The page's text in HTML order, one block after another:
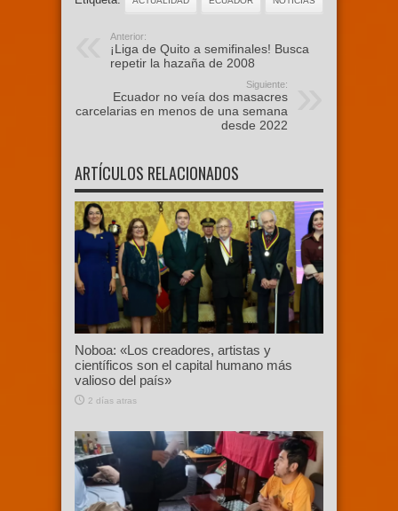
Anterior:
¡Liga de Quito a semifinales! Busca
repetir la hazaña de 2008
Siguiente:
Ecuador no veía dos masacres
carcelarias en menos de una semana
desde 2022
ARTÍCULOS RELACIONADOS
Noboa: «Los creadores, artistas y
científicos son el capital humano más
valioso del país»
2 días atras